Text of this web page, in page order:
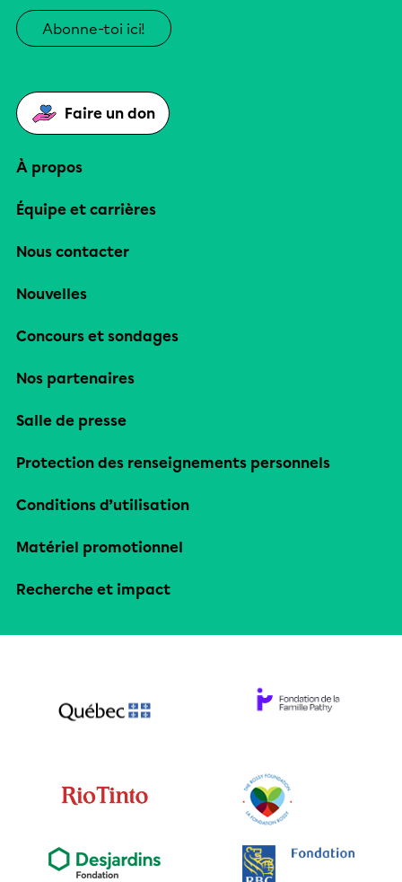
Abonne-toi ici!
Faire un don
À propos
Équipe et carrières
Nous contacter
Nouvelles
Concours et sondages
Nos partenaires
Salle de presse
Protection des renseignements personnels
Conditions d’utilisation
Matériel promotionnel
Recherche et impact